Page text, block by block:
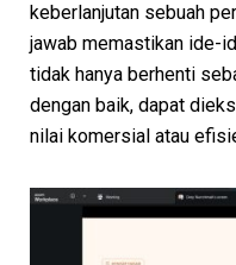
keberlanjutan sebuah
jawab memastikan ide-
tidak hanya berhenti
dengan baik, dapat
nilai komersial atau